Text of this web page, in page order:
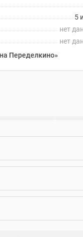
5
нет
нет
Переделкино»